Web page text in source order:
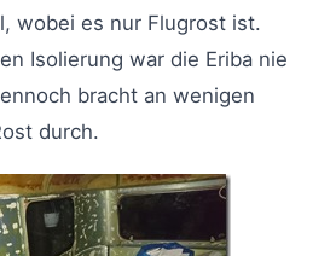
wobei es nur Flugrost ist.
Isolierung war die Eriba nie
bracht an wenigen
durch.